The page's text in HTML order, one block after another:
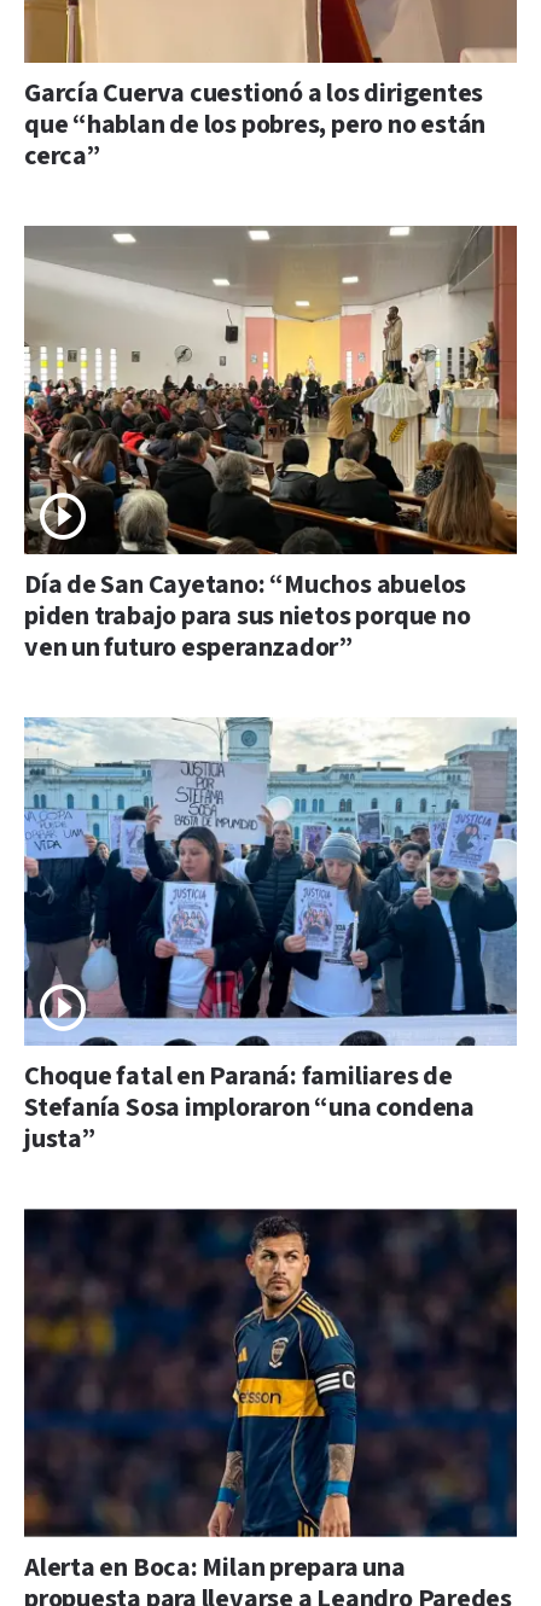
García Cuerva cuestionó a los dirigentes
que “hablan de los pobres, pero no están
cerca”
Día de San Cayetano: “Muchos abuelos
piden trabajo para sus nietos porque no
ven un futuro esperanzador”
Choque fatal en Paraná: familiares de
Stefanía Sosa imploraron “una condena
justa”
Alerta en Boca: Milan prepara una